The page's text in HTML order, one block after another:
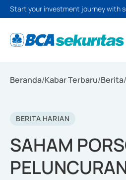
Start your investment journey with
Beranda/Kabar Terbaru/Berita/
BERITA HARIAN
SAHAM